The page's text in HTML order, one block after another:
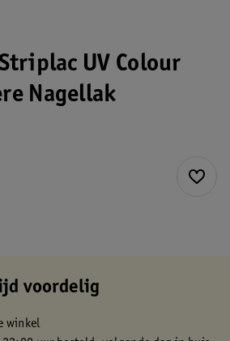
UV Colour
Nagellak
voordelig
winkel